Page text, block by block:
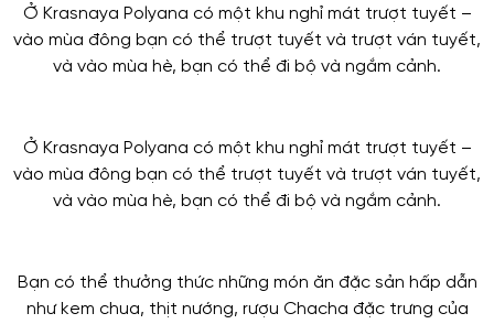
Ở Krasnaya Polyana có một khu nghỉ mát trượt tuyết –
vào mùa đông bạn có thể trượt tuyết và trượt ván tuyết,
và vào mùa hè, bạn có thể đi bộ và ngắm cảnh.
Ở Krasnaya Polyana có một khu nghỉ mát trượt tuyết –
vào mùa đông bạn có thể trượt tuyết và trượt ván tuyết,
và vào mùa hè, bạn có thể đi bộ và ngắm cảnh.
Bạn có thể thưởng thức những món ăn đặc sản hấp dẫn
như kem chua, thịt nướng, rượu Chacha đặc trưng của